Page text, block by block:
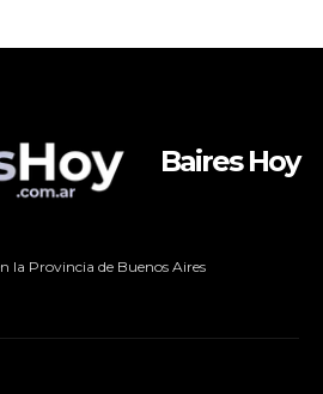
Baires Hoy
la Provincia de Buenos Aires